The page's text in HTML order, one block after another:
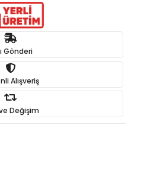
Gönderi
Alışveriş
Değişim